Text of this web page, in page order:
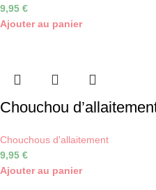
9,95 €
Ajouter au panier
Chouchou
Chouchous d'allaitement
9,95 €
Ajouter au panier